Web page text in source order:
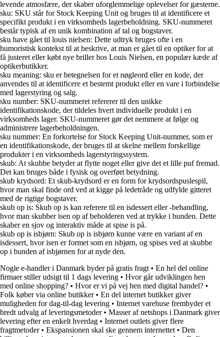
levende atmosfære, der skaber uforglemmelige oplevelser for gæsterne.
sku: SKU står for Stock Keeping Unit og bruges til at identificere et
specifikt produkt i en virksomheds lagerbeholdning. SKU-nummeret
består typisk af en unik kombination af tal og bogstaver.
sku have gået til louis nielsen: Dette udtryk bruges ofte i en
humoristisk kontekst til at beskrive, at man er gået til en optiker for at
få justeret eller købt nye briller hos Louis Nielsen, en populær kæde af
optikerbutikker.
sku meaning: sku er betegnelsen for et nøgleord eller en kode, der
anvendes til at identificere et bestemt produkt eller en vare i forbindelse
med lagerstyring og salg.
sku number: SKU-nummeret refererer til den unikke
identifikationskode, der tildeles hvert individuelle produkt i en
virksomheds lager. SKU-nummeret gør det nemmere at følge og
administrere lagerbeholdningen.
sku nummer: En forkortelse for Stock Keeping Unit-nummer, som er
en identifikationskode, der bruges til at skelne mellem forskellige
produkter i en virksomheds lagerstyringssystem.
skub: At skubbe betyder at flytte noget eller give det et lille puf fremad.
Det kan bruges både i fysisk og overført betydning.
skub krydsord: Et skub-krydsord er en form for krydsordspuslespil,
hvor man skal finde ord ved at kigge på ledetråde og udfylde gitteret
med de rigtige bogstaver.
skub op is: Skub op is kan referere til en isdessert eller -behandling,
hvor man skubber isen op af beholderen ved at trykke i bunden. Dette
skaber en sjov og interaktiv måde at spise is på.
skub op is isbjørn: Skub op is isbjørn kunne være en variant af en
isdessert, hvor isen er formet som en isbjørn, og spises ved at skubbe
op i bunden af isbjørnen for at nyde den.
Nogle e-handler i Danmark byder på gratis fragt • En hel del online
firmaer stiller udsigt til 1 dags levering • Hvor går udviklingen hen
med online shopping? • Hvor er vi på vej hen med digital handel? •
Folk køber via online butikker• En del internet butikker giver
muligheden for dag-til-dag levering • Internet varehuse frembyder et
bredt udvalg af leveringsmetoder• Masser af netshops i Danmark giver
levering efter en enkelt hverdag • Internet outlets giver flere
fragtmetoder• Ekspansionen skal ske gennem internettet • Den